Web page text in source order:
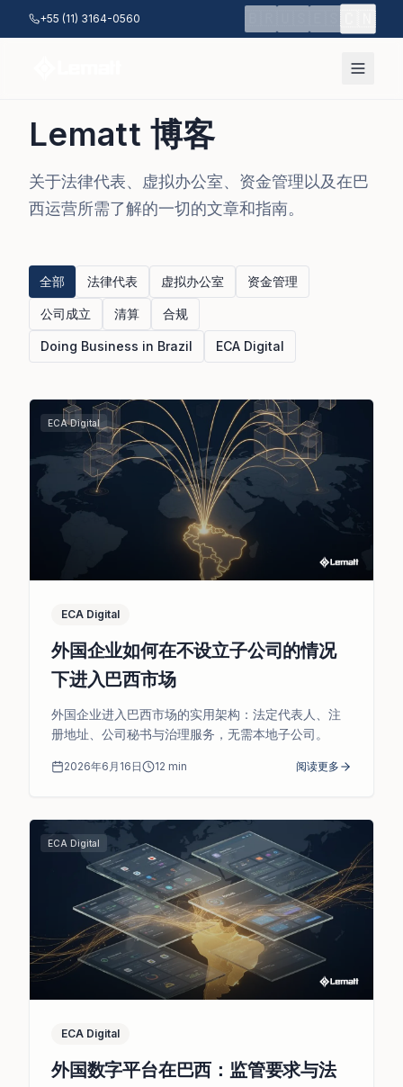
跳至主要内容+55 (11) 3164-0560 🇪🇸🇨🇳
Lematt 博客
关于法律代表、虚拟办公室、资金管理以及在巴
西运营所需了解的一切的文章和指南。
全部 法律代表 虚拟办公室 资金管理
公司成立 清算 合规
Doing Business in Brazil ECA Digital
ECA Digital
ECA Digital
外国企业如何在不设立子公司的情况
下进入巴西市场
外国企业进入巴西市场的实用架构：法定代表人、注
册地址、公司秘书与治理服务，无需本地子公司。
2026年6月16日 12 min 阅读更多
ECA Digital
ECA Digital
外国数字平台在巴西：监管要求与法